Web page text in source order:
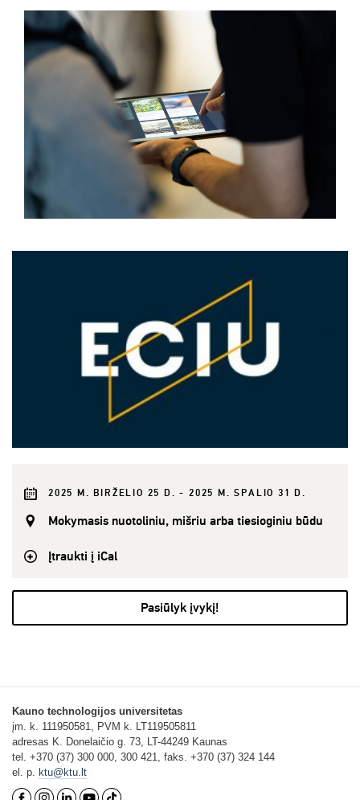
2025 M. BIRŽELIO 25 D. - 2025 M. SPALIO 31 D.
Mokymasis nuotoliniu, mišriu arba tiesioginiu būdu
Įtraukti į iCal
Pasiūlyk įvykį!
Kauno technologijos universitetas
įm. k. 111950581, PVM k. LT119505811
adresas K. Donelaičio g. 73, LT-44249 Kaunas
tel. +370 (37) 300 000, 300 421, faks. +370 (37) 324 144
el. p.
ktu@ktu.lt